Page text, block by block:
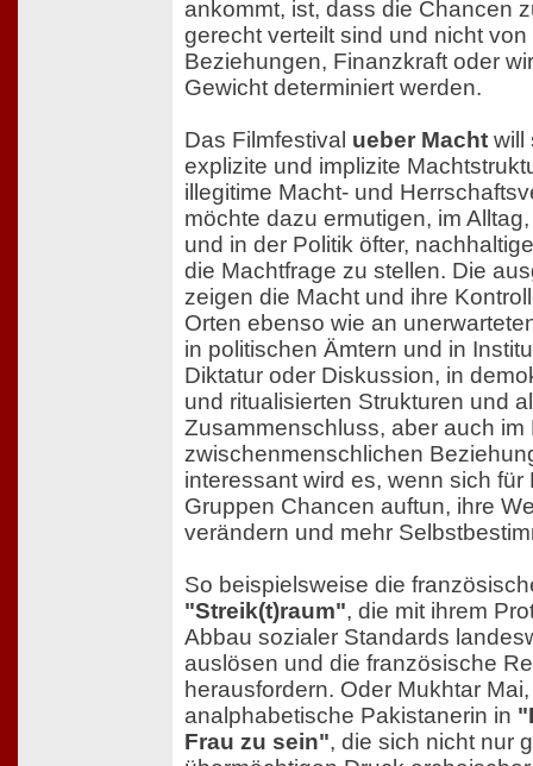
ankommt, ist, dass die Chancen
gerecht verteilt sind und nicht von
Beziehungen, Finanzkraft oder
Gewicht determiniert werden.
Das Filmfestival ueber Macht will
explizite und implizite
illegitime Macht- und
möchte dazu ermutigen, im
und in der Politik öfter,
die Machtfrage zu stellen. Die
zeigen die Macht und ihre
Orten ebenso wie an
in politischen Ämtern und in
Diktatur oder Diskussion, in
und ritualisierten Strukturen und
Zusammenschluss, aber auch im
zwischenmenschlichen
interessant wird es, wenn sich für
Gruppen Chancen auftun, ihre
verändern und mehr
So beispielsweise die
"Streik(t)raum", die mit ihrem
Abbau sozialer Standards
auslösen und die französische
herausfordern. Oder Mukhtar
analphabetische Pakistanerin in
Frau zu sein", die sich nicht nur